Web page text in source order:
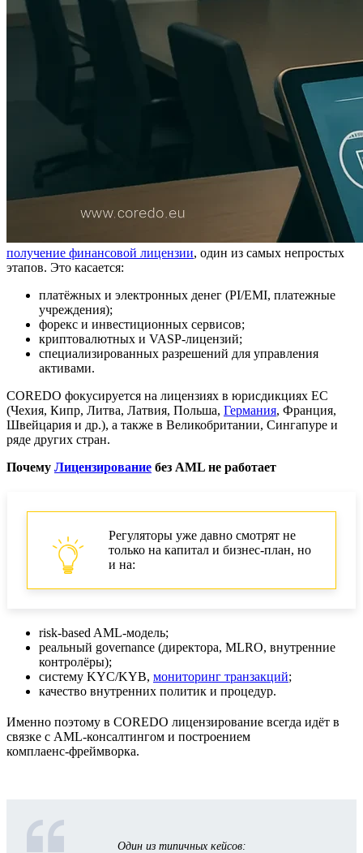
получение финансовой лицензии, один из самых непростых
этапов. Это касается:
платёжных и электронных денег (PI/EMI, платежные
учреждения);
форекс и инвестиционных сервисов;
криптовалютных и VASP‑лицензий;
специализированных разрешений для управления
активами.
COREDO фокусируется на лицензиях в юрисдикциях ЕС
(Чехия, Кипр, Литва, Латвия, Польша, Германия, Франция,
Швейцария и др.), а также в Великобритании, Сингапуре и
ряде других стран.
Почему Лицензирование без AML не работает
Регуляторы уже давно смотрят не
только на капитал и бизнес‑план, но
и на:
risk-based AML‑модель;
реальный governance (директора, MLRO, внутренние
контролёры);
систему KYC/KYB, мониторинг транзакций;
качество внутренних политик и процедур.
Именно поэтому в COREDO лицензирование всегда идёт в
связке с AML‑консалтингом и построением
комплаенс‑фреймворка.
Один из типичных кейсов: